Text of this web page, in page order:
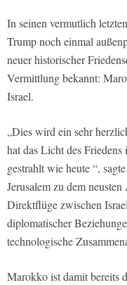
In seinen vermutlich
Trump noch einmal
neuer historischer
Vermittlung bekannt:
Israel.
„Dies wird ein sehr
hat das Licht des
gestrahlt wie heute “,
Jerusalem zu dem
Direktflüge zwischen
diplomatischer
technologische
Marokko ist damit bereits